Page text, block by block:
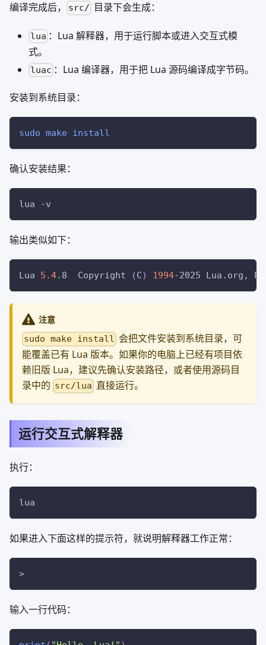
编译完成后， src/ 目录下会生成：
lua ：Lua 解释器，用于运行脚本或进入交互式模
式。
luac ：Lua 编译器，用于把 Lua 源码编译成字节码。
安装到系统目录：
sudo make install
确认安装结果：
lua -v
输出类似如下：
Lua 5.4.8  Copyright (C) 1994-2025 Lua.org,
注意
sudo make install 会把文件安装到系统目录，可
能覆盖已有 Lua 版本。如果你的电脑上已经有项目依
赖旧版 Lua，建议先确认安装路径，或者使用源码目
录中的 src/lua 直接运行。
运行交互式解释器
执行：
lua
如果进入下面这样的提示符，就说明解释器工作正常：
>
输入一行代码：